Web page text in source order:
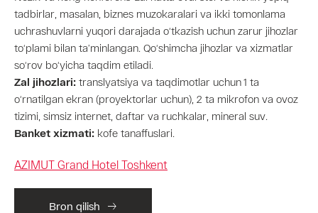
tadbirlar, masalan, biznes muzokaralari va ikki tomonlama
uchrashuvlarni yuqori darajada o‘tkazish uchun zarur jihozlar
to‘plami bilan ta’minlangan. Qo‘shimcha jihozlar va xizmatlar
so‘rov bo‘yicha taqdim etiladi.
Zal jihozlari: translyatsiya va taqdimotlar uchun 1 ta
o‘rnatilgan ekran (proyektorlar uchun), 2 ta mikrofon va ovoz
tizimi, simsiz internet, daftar va ruchkalar, mineral suv.
Banket xizmati: kofe tanaffuslari.
AZIMUT Grand Hotel Toshkent
Bron qilish